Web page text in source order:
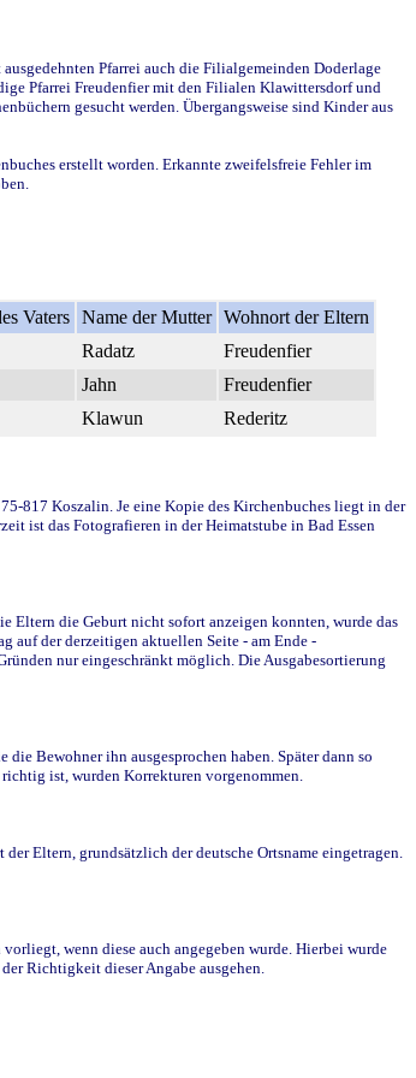
Pfarrei auch die Filialgemeinden Doderlage
Pfarrei Freudenfier mit den Filialen Klawittersdorf und
gesucht werden. Übergangsweise sind Kinder aus
erstellt worden. Erkannte zweifelsfreie Fehler im
Vaters Name der Mutter Wohnort der Eltern
Radatz
Freudenfier
Jahn
Freudenfier
Klawun Rederitz
817 Koszalin. Je eine Kopie des Kirchenbuches liegt in der
ist das Fotografieren in der Heimatstube in Bad Essen
Eltern die Geburt nicht sofort anzeigen konnten, wurde das
auf der derzeitigen aktuellen Seite - am Ende -
nur eingeschränkt möglich. Die Ausgabesortierung
Bewohner ihn ausgesprochen haben. Später dann so
ist, wurden Korrekturen vorgenommen.
Eltern, grundsätzlich der deutsche Ortsname eingetragen.
wenn diese auch angegeben wurde. Hierbei wurde
Richtigkeit dieser Angabe ausgehen.